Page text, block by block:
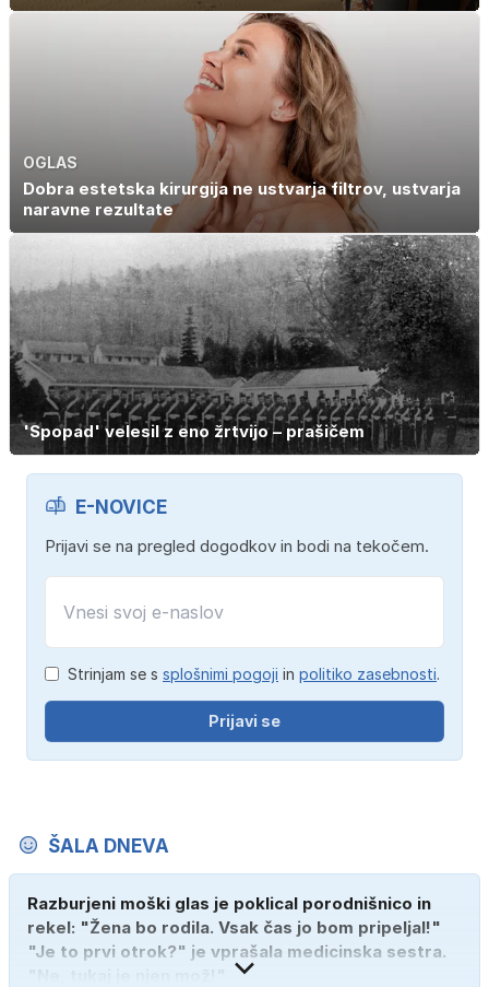
OGLAS
Dobra estetska kirurgija ne ustvarja filtrov, ustvarja
naravne rezultate
'Spopad' velesil z eno žrtvijo – prašičem
E-NOVICE
Prijavi se na pregled dogodkov in bodi na tekočem.
Strinjam se s splošnimi pogoji in politiko zasebnosti.
Prijavi se
ŠALA DNEVA
Razburjeni moški glas je poklical porodnišnico in
rekel: "Žena bo rodila. Vsak čas jo bom pripeljal!"
"Je to prvi otrok?" je vprašala medicinska sestra.